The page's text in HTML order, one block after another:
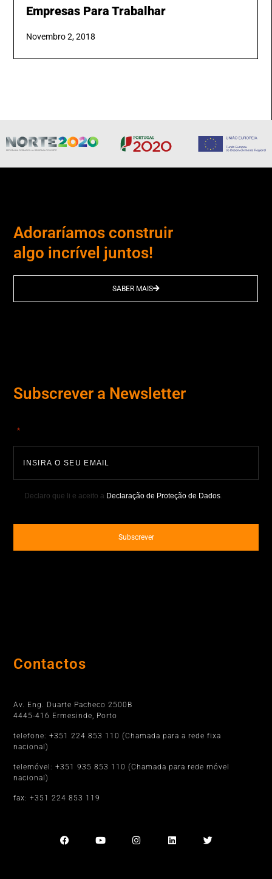
Empresas Para Trabalhar
Novembro 2, 2018
Adoraríamos construir
algo incrível juntos!
SABER MAIS
Subscrever a Newsletter
"*
Declaro que li e aceito a Declaração de Proteção de Dados.
Contactos
Av. Eng. Duarte Pacheco 2500B
4445-416 Ermesinde, Porto
telefone: +351 224 853 110 (Chamada para a rede fixa
nacional)
telemóvel: +351 935 853 110 (Chamada para rede móvel
nacional)
fax: +351 224 853 119